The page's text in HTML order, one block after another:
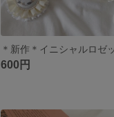
＊新作＊イニシャルロゼ
600円